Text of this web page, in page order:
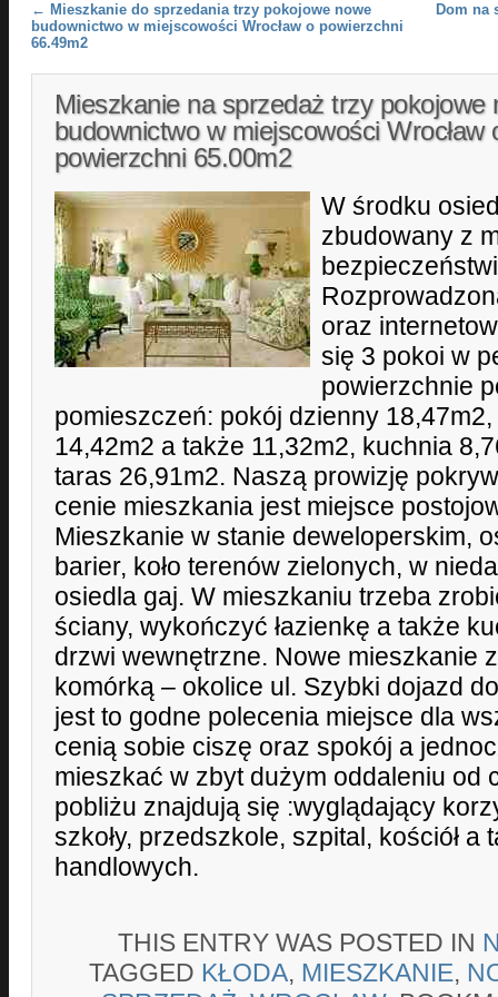
Post navigation
← Mieszkanie do sprzedania trzy pokojowe nowe
budownictwo w miejscowości Wrocław o powierzchni
66.49m2
Dom na
Mieszkanie na sprzedaż trzy pokojowe
budownictwo w miejscowości Wrocław
powierzchni 65.00m2
W środku
zbudowany z
oraz
się 3 pokoi w
powierzchnie
pomieszczeń: pokój dzienny
14,42m2 a także 11,32m2, kuchnia
taras 26,91m2. Naszą prowizję
cenie mieszkania jest miejsce
Mieszkanie w stanie deweloperskim,
barier, koło terenów zielonych, w
osiedla gaj. W mieszkaniu trzeba
ściany, wykończyć łazienkę a także
drzwi wewnętrzne. Nowe mieszkanie
komórką – okolice ul. Szybki dojazd
jest to godne polecenia miejsce dla
cenią sobie ciszę oraz spokój a
mieszkać w zbyt dużym oddaleniu od
pobliżu znajdują się :wyglądający
szkoły, przedszkole, szpital, kościół a
handlowych.
THIS ENTRY WAS POSTED IN
TAGGED KŁODA, MIESZKANIE,